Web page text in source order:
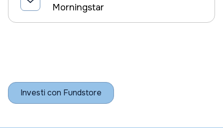
Morningstar
Investi con Fundstore